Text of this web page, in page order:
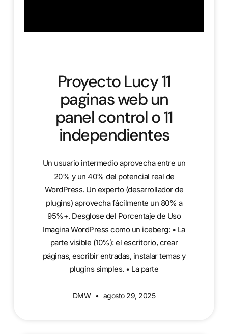
Proyecto Lucy 11
paginas web un
panel control o 11
independientes
Un usuario intermedio aprovecha entre un
20% y un 40% del potencial real de
WordPress. Un experto (desarrollador de
plugins) aprovecha fácilmente un 80% a
95%+. Desglose del Porcentaje de Uso
Imagina WordPress como un iceberg: • La
parte visible (10%): el escritorio, crear
páginas, escribir entradas, instalar temas y
plugins simples. • La parte
DMW agosto 29, 2025